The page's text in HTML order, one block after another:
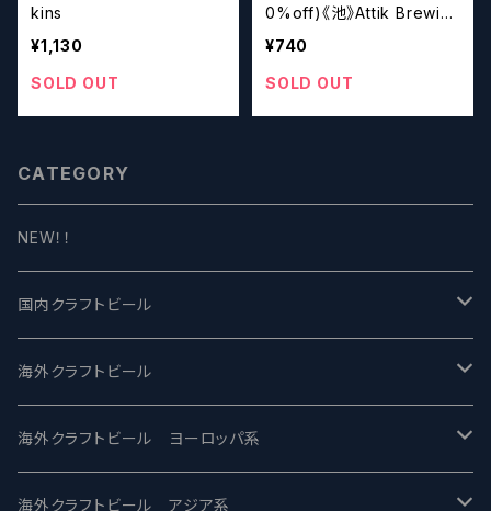
kins
¥1,130
SOLD OUT
0%off)《池》Attik Brewin
g Fato
¥740
SOLD OUT
CATEGORY
NEW！！
国内クラフトビール
UCHU BREWING -うちゅうブルーイング
バテレ -VERTERE
2nd Story Ale Works -セカンドストーリー
海外クラフトビール
Modern Times モダンタイムズ
Maui マウイ
海外クラフトビール ヨーロッパ系
UnBarred -アンバード
海外クラフトビール アジア系